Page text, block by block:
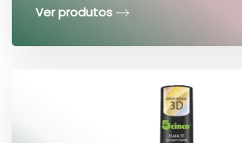
Ver produtos